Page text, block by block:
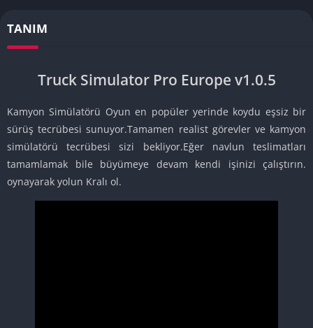
TANIM
Truck Simulator Pro Europe v1.0.5
Kamyon Simülatörü Oyun en popüler yerinde koydu eşsiz bir
sürüş tecrübesi sunuyor.Tamamen realist görevler ve kamyon
simülatörü tecrübesi sizi bekliyor.Eğer navlun teslimatları
tamamlamak bile büyümeye devam kendi işinizi çalıştırın.
oynayarak yolun Kralı ol.